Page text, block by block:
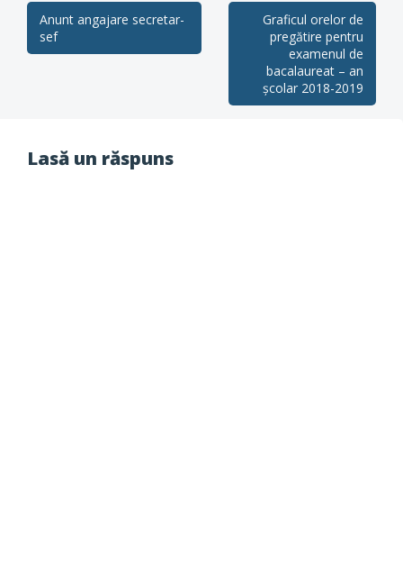
Post
navigation
Anunt angajare secretar-
sef
Graficul orelor de
pregătire pentru
examenul de
bacalaureat – an
școlar 2018-2019
Lasă un răspuns